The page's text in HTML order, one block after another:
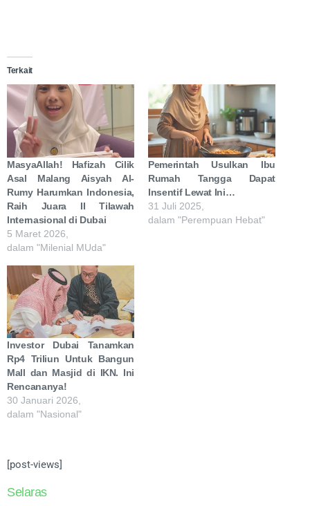
Terkait
MasyaAllah! Hafizah Cilik
Asal Malang Aisyah Al-
Rumy Harumkan Indonesia,
Raih Juara II Tilawah
Internasional di Dubai
5 Maret 2026,
dalam "Milenial MUda"
Pemerintah Usulkan Ibu
Rumah Tangga Dapat
Insentif Lewat Ini…
31 Juli 2025,
dalam "Perempuan Hebat"
Investor Dubai Tanamkan
Rp4 Triliun Untuk Bangun
Mall dan Masjid di IKN. Ini
Rencananya!
30 Januari 2026,
dalam "Nasional"
[post-views]
Selaras